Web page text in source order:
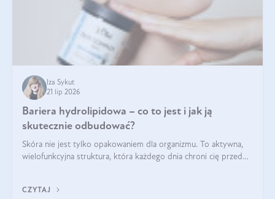
Iza Sykut
21 lip 2026
Bariera hydrolipidowa – co to jest i jak ją
skutecznie odbudować?
Skóra nie jest tylko opakowaniem dla organizmu. To aktywna,
wielofunkcyjna struktura, która każdego dnia chroni cię przed
bariera hydrolipidowa.
CZYTAJ